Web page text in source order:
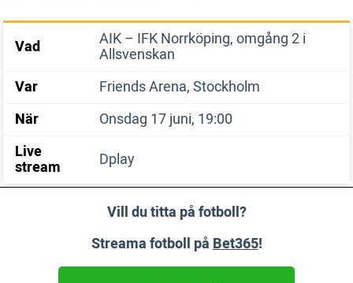
Vad AIK – IFK Norrköping, omgång 2 i
Allsvenskan
Var
Friends Arena, Stockholm
När
Onsdag 17 juni, 19:00
Live
stream Dplay
Vill du titta på fotboll?
Streama fotboll påBet365!